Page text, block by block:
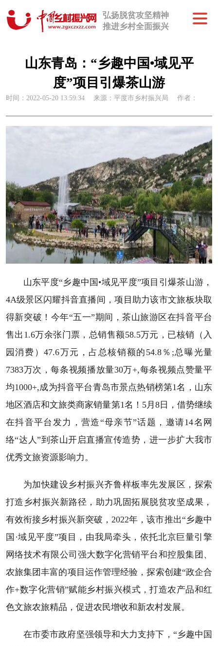
弘扬脱贫攻坚精神
推进乡村全面振兴
山东青岛：“乡趣中国•域见平
度”项目引爆茶山游
时间：2022-05-20 13:59:34 来源：平度市乡村振兴局 作者：
山东平度“乡趣中国•域见平度”项目引爆茶山游，
4A级景区闪耀抖音直播间，项目助力该市文旅板块取
得新突破！今年“五一”期间，茶山旅游区在抖音平台
售出1.6万余张门票，总销售额58.5万元，已核销（入
园消费）47.6万元，占总核销额的54.8％;总曝光量
7383万次，每条视频播放量30万+,每条视频点赞量平
均1000+,成为抖音平台青岛市景点热销榜第1名，山东
地区酒店和文旅类商家销量第1名！5月8日，借势继续
在抖音平台发力，营造“母亲节”话题，邀请14名网
络“达人”到茶山开启直播宣传造势，进一步扩大我市
优秀文旅资源影响力。
为加快建设乡村振兴齐鲁样板率先发展区，探索
打造乡村振兴新路径，助力巩固拓展脱贫攻坚成果，
有效衔接乡村振兴新突破，2022年，该市推出“乡趣中
国·域见平度”项目，由我局牵头，依托北京巨量引擎
网络技术有限公司强大数字化营销平台和控股集团、
农旅集团丰富的项目运作管理经验，探索创建“政企合
作+数字化营销”赋能乡村振兴模式，打造农产品和红
色文旅农旅精品，促进农民增收和新农村发展。
在市委市政府坚强领导和大力支持下，“乡趣中国